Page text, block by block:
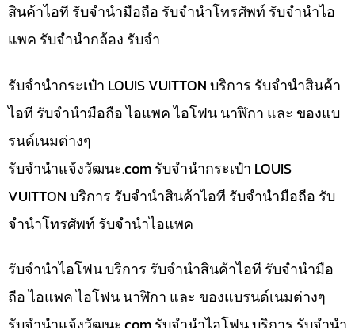
สินค้าไอที รับจำนำมือถือ รับจำนำโทรศัพท์ รับจำนำไอ
แพค รับจำนำกล้อง รับจำ
รับจำนำกระเป๋า LOUIS VUITTON บริการ รับจำนำสินค้า
ไอที รับจำนำมือถือ ไอแพค ไอโฟน นาฬิกา และ ของแบ
รนด์เนมต่างๆ
รับจํานําแจ้งวัฒนะ.com รับจำนำกระเป๋า LOUIS
VUITTON บริการ รับจำนำสินค้าไอที รับจำนำมือถือ รับ
จำนำโทรศัพท์ รับจำนำไอแพค
รับจำนำไอโฟน บริการ รับจำนำสินค้าไอที รับจำนำมือ
ถือ ไอแพค ไอโฟน นาฬิกา และ ของแบรนด์เนมต่างๆ